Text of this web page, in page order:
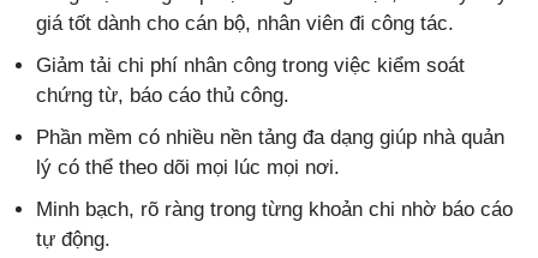
giá tốt dành cho cán bộ, nhân viên đi công tác.
Giảm tải chi phí nhân công trong việc kiểm soát
chứng từ, báo cáo thủ công.
Phần mềm có nhiều nền tảng đa dạng giúp nhà quản
lý có thể theo dõi mọi lúc mọi nơi.
Minh bạch, rõ ràng trong từng khoản chi nhờ báo cáo
tự động.